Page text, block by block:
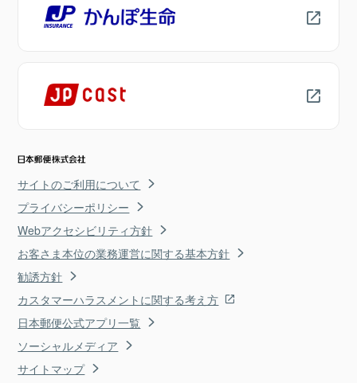
サイトのご利用について
プライバシーポリシー
Webアクセシビリティ方針
お客さま本位の業務運営に関する基本方針
勧誘方針
カスタマーハラスメントに関する考え方
日本郵便公式アプリ一覧
ソーシャルメディア
サイトマップ